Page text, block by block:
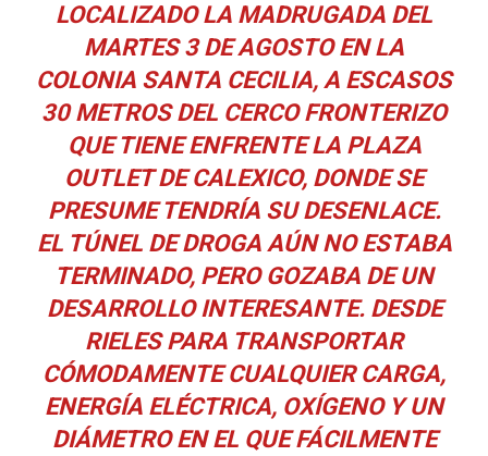
LOCALIZADO LA MADRUGADA DEL
MARTES 3 DE AGOSTO EN LA
COLONIA SANTA CECILIA, A ESCASOS
30 METROS DEL CERCO FRONTERIZO
QUE TIENE ENFRENTE LA PLAZA
OUTLETDE CALEXICO, DONDE SE
PRESUME TENDRÍA SU DESENLACE.
EL TÚNEL DE DROGA AÚN NO ESTABA
TERMINADO, PERO GOZABA DE UN
DESARROLLO INTERESANTE. DESDE
RIELES PARA TRANSPORTAR
CÓMODAMENTE CUALQUIER CARGA,
ENERGÍA ELÉCTRICA, OXÍGENO Y UN
DIÁMETRO EN EL QUE FÁCILMENTE